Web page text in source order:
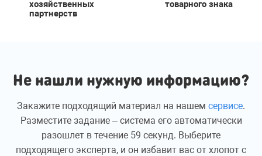
хозяйственных
партнерств
товарного знака
Не нашли нужную информацию?
Закажите подходящий материал на нашем сервисе.
Разместите задание – система его автоматически
разошлет в течение 59 секунд. Выберите
подходящего эксперта, и он избавит вас от хлопот с